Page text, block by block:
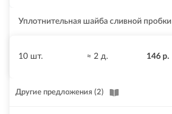
Уплотнительная шайба сливной пробки
10 шт. ≈ 2 д. 146 р.
Другие предложения (2)